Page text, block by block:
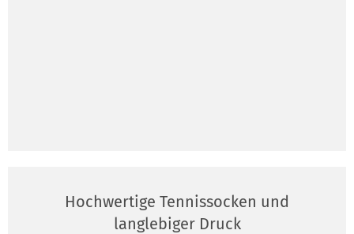
Hochwertige Tennissocken und
langlebiger Druck